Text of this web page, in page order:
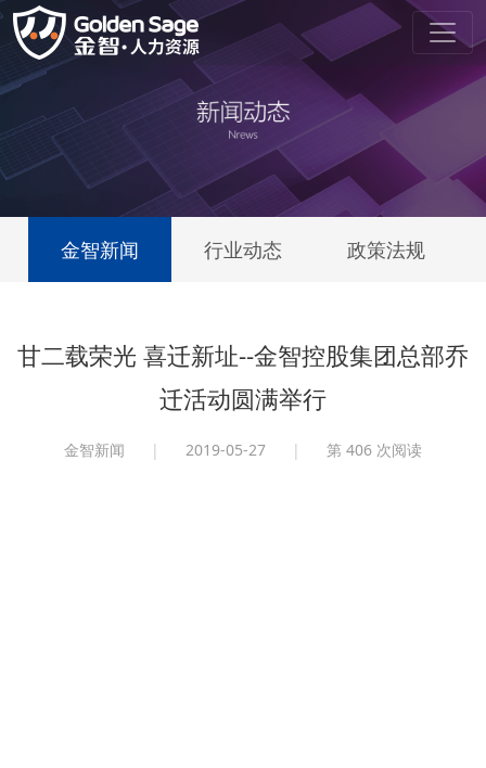
金智新闻 行业动态 政策法规
甘二载荣光 喜迁新址--金智控股集团总部乔
迁活动圆满举行
金智新闻 | 2019-05-27 | 第 406 次阅读